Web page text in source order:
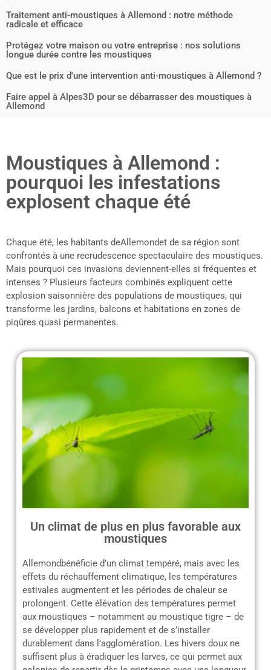
Traitement anti-moustiques à Allemond : notre méthode
radicale et efficace
Protégez votre maison ou votre entreprise : nos solutions
longue durée contre les moustiques
Que est le prix d'une intervention anti-moustiques à Allemond ?
Faire appel à Alpes3D pour se débarrasser des moustiques à
Allemond
Moustiques à Allemond :
pourquoi les infestations
explosent chaque été
Chaque été, les habitants deAllemondet de sa région sont
confrontés à une recrudescence spectaculaire des moustiques.
Mais pourquoi ces invasions deviennent-elles si fréquentes et
intenses ? Plusieurs facteurs combinés expliquent cette
explosion saisonnière des populations de moustiques, qui
transforme les jardins, balcons et habitations en zones de
piqûres quasi permanentes.
Un climat de plus en plus favorable aux
moustiques
Allemondbénéficie d’un climat tempéré, mais avec les
effets du réchauffement climatique, les températures
estivales augmentent et les périodes de chaleur se
prolongent. Cette élévation des températures permet
aux moustiques – notamment au moustique tigre – de
se développer plus rapidement et de s’installer
durablement dans l’agglomération. Les hivers doux ne
suffisent plus à éradiquer les larves, ce qui permet aux